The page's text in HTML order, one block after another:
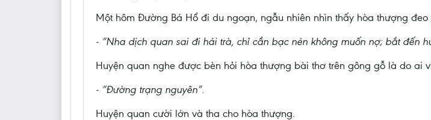
Một hôm Đường Bá Hổ đi du ngoạn, ngẫu nhiên nhìn thấy hòa thượng
- “Nha dịch quan sai đi hái trà, chỉ cần bạc nén không muốn nợ; bắt đến
Huyện quan nghe được bèn hỏi hòa thượng bài thơ trên gông gỗ là do ai
- “Đường trạng nguyên”.
Huyện quan cười lớn và tha cho hòa thượng.